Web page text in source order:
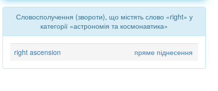
Словосполучення (звороти), що містять слово «right» у
категорії «астрономія та космонавтика»
right ascension пряме піднесення